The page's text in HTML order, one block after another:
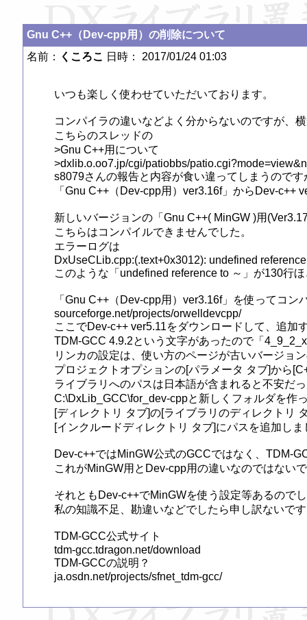
Gnu C++（Dev-cpp用）の削除について
名前：
くころこ 日時： 2017/01/24 01:03
いつも楽しく使わせていただいております。
コンパイラの違いなどよく分からないのですが、
こちらのスレッドの
>Gnu C++用について
>dxlib.o.oo7.jp/cgi/patiobbs/
s8079さんの報告と内容が食い違ってしまうので
「Gnu C++（Dev-cpp用）ver3.16f」からDev-c++
新しいバージョンの「Gnu C++( MinGW )用
こちらはコンパイルできませんでした。
エラーログは
DxUseCLib.cpp:(.text+0x3012): undefined
このような「undefined reference to ～」が130行
「Gnu C++（Dev-cpp用）ver3.16f」を使ってコン
sourceforge.net/projects/orwelldevcpp/
ここでDev-c++ ver5.11をダウンロードして、追加
TDM-GCC 4.9.2という文字があったので「
リンカの設定は、使い方のページが古いバージョ
プロジェクトオプションの[パラメータ タブ]から
ライブラリへのパスは日本語が含まれると不安だ
C:\DxLib_GCC\for_dev-cppと新しくフォルダを作
[ディレクトリ タブ]の[ライブラリのディレクトリ
[インクルードディレクトリ タブ]にパスを追加しま
Dev-c++ではMinGW公式のGCCではなく、TDM-
これがMinGW用とDev-cpp用の違いなのではない
それともDev-c++でMinGWを使う設定等あるので
私の知識不足、勘違いなどでしたら申し訳ないで
TDM-GCC公式サイト
tdm-gcc.tdragon.net/download
TDM-GCCの説明？
ja.osdn.net/projects/sfnet_tdm-gcc/